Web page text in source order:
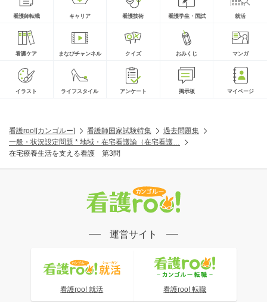
看護師転職 キャリア 看護技術 看護学生・国試 就活
看護ケア まなびチャンネル クイズ おみくじ マンガ
イラスト ライフスタイル アンケート 掲示板 マイページ
看護roo![カンゴルー] 看護師国家試験特集
過去問題集
一般・状況設定問題 * 地域・在宅看護論（在宅看護…
在宅療養生活を支える看護 第3問
運営サイト
看護roo! 就活 看護roo! 転職